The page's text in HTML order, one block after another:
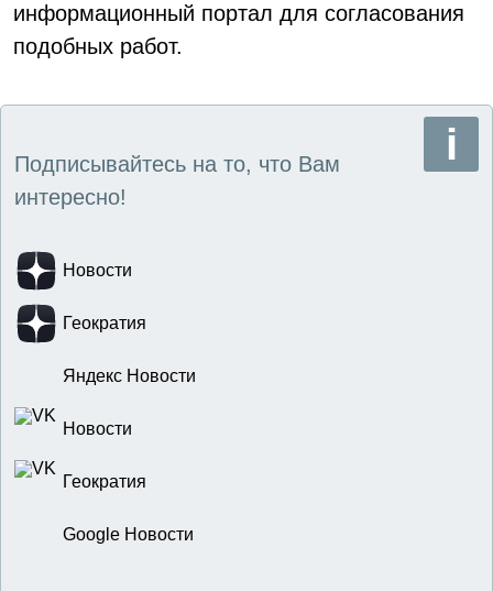
информационный портал для согласования
подобных работ.
Подписывайтесь на то, что Вам
интересно!
Новости
Геократия
Яндекс Новости
Новости
Геократия
Google Новости